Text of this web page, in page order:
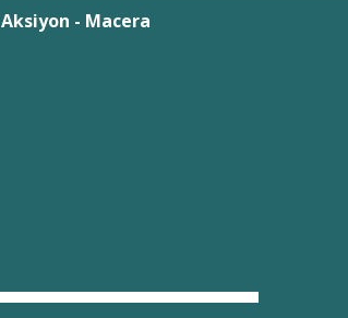
Aksiyon - Macera